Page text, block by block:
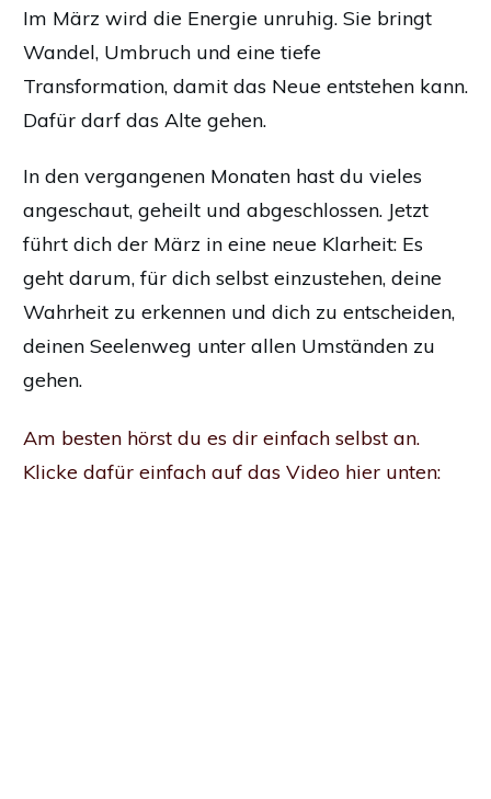
Im März wird die Energie unruhig. Sie bringt
Wandel, Umbruch und eine tiefe
Transformation, damit das Neue entstehen kann.
Dafür darf das Alte gehen.
In den vergangenen Monaten hast du vieles
angeschaut, geheilt und abgeschlossen. Jetzt
führt dich der März in eine neue Klarheit: Es
geht darum, für dich selbst einzustehen, deine
Wahrheit zu erkennen und dich zu entscheiden,
deinen Seelenweg unter allen Umständen zu
gehen.
Am besten hörst du es dir einfach selbst an.
Klicke dafür einfach auf das Video hier unten: